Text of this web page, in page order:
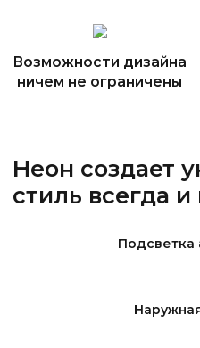
Возможности дизайна
ничем не ограничены
Неон создает
стиль всегда и
Подсветка